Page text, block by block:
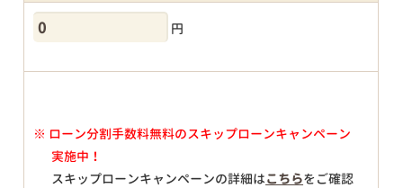
円
※ ローン分割手数料無料のスキップローンキャンペーン
実施中！
スキップローンキャンペーンの詳細はこちらをご確認